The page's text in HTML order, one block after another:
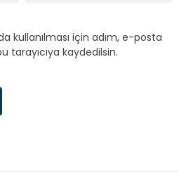
kullanılması için adım, e-posta
tarayıcıya kaydedilsin.